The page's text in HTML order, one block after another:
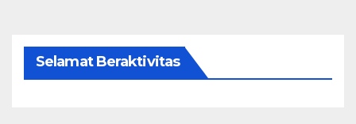
Selamat Beraktivitas